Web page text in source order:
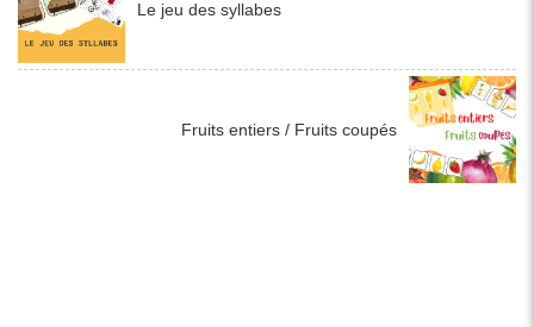
Le jeu des syllabes
Fruits entiers / Fruits coupés